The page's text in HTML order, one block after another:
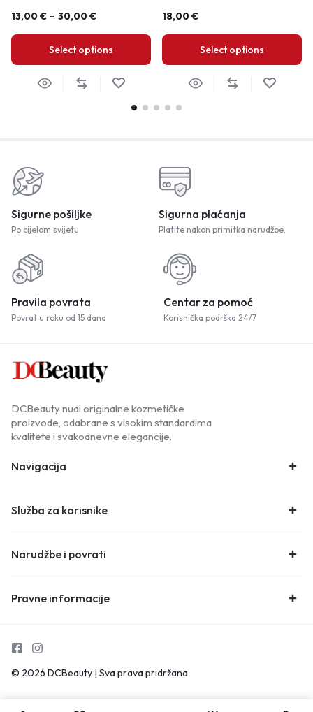
13,00€ – 30,00€
Select options
18,00€
Select options
Sigurne pošiljke
Po cijelom svijetu
Sigurna plaćanja
Platite nakon primitka narudžbe.
Pravila povrata
Povrat u roku od 15 dana
Centar za pomoć
Korisnička podrška 24/7
DCBeauty nudi originalne kozmetičke
proizvode, odabrane s visokim standardima
kvalitete i svakodnevne elegancije.
Navigacija
Služba za korisnike
Narudžbe i povrati
Pravne informacije
© 2026 DCBeauty | Sva prava pridržana